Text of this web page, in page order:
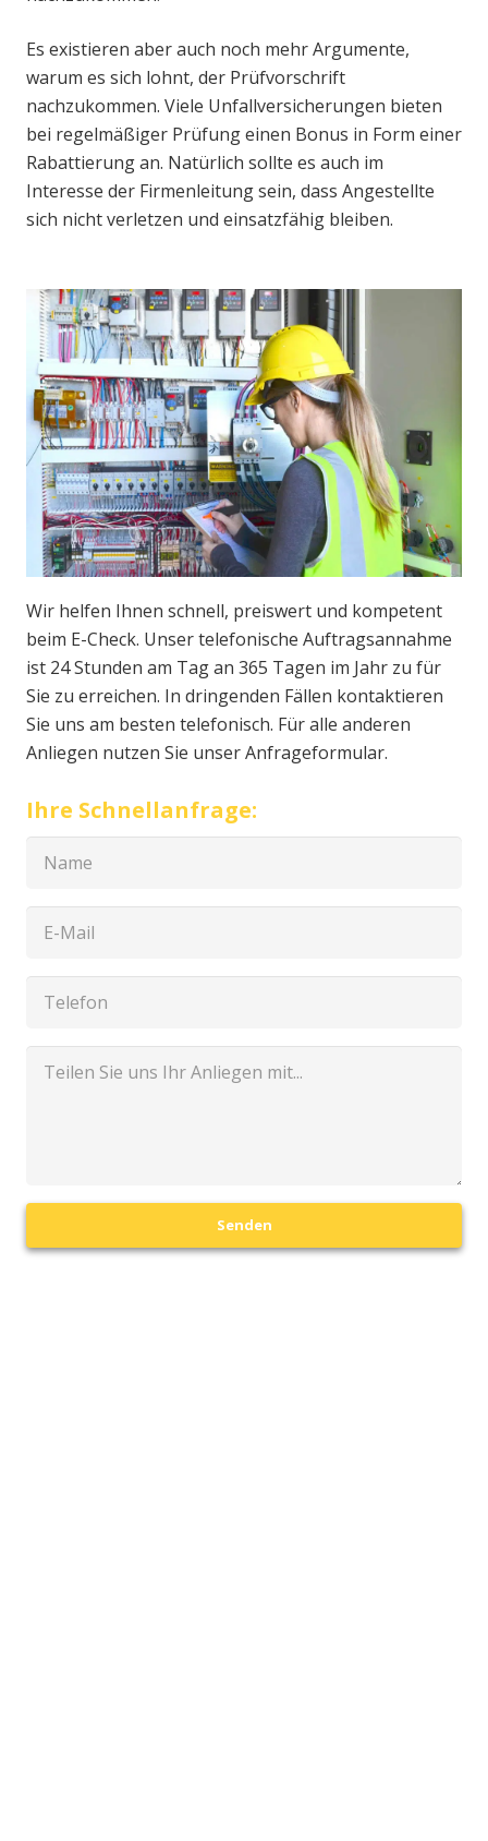
Es existieren aber auch noch mehr Argumente,
warum es sich lohnt, der Prüfvorschrift
nachzukommen. Viele Unfallversicherungen bieten
bei regelmäßiger Prüfung einen Bonus in Form einer
Rabattierung an. Natürlich sollte es auch im
Interesse der Firmenleitung sein, dass Angestellte
sich nicht verletzen und einsatzfähig bleiben.
Wir helfen Ihnen schnell, preiswert und kompetent
beim E-Check. Unser telefonische Auftragsannahme
ist 24 Stunden am Tag an 365 Tagen im Jahr zu für
Sie zu erreichen. In dringenden Fällen kontaktieren
Sie uns am besten telefonisch. Für alle anderen
Anliegen nutzen Sie unser Anfrageformular.
Ihre Schnellanfrage:
Senden